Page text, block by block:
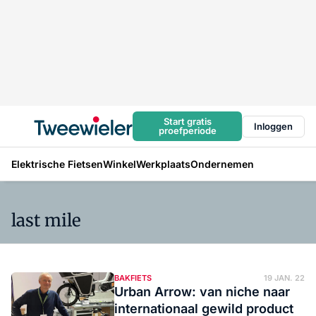
Start gratis
proefperiode
Inloggen
Elektrische FietsenWinkelWerkplaatsOndernemen
last mile
BAKFIETS 19 JAN. 22
Urban Arrow: van niche naar
internationaal gewild product